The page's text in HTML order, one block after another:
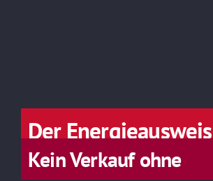
Der Energieausweis
Kein Verkauf ohne